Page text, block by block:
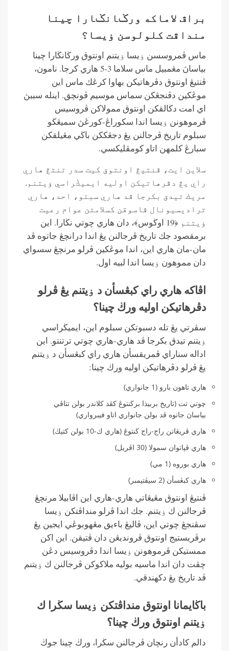
براڤ لاماكه ورݢانݢارا چينا
منداڤت كلولوسن ۏيسا؟
ماس ڤمروسسن ۏيسا ۏيتنم اونتوق ورڬانڬارا چينا
بياساڽ مڠمبيل ماس سلاما 3-5 هاري كرجا. نامون،
ڤنتيڠ اونتوق دڤرهاتيكن بهاوا كرڠك ماس اين
موڠكين دڤنجڠكن سماس موسيم ڤونچق. اينله سببڽ
اي امت دڬالقكن اونتوق ممولاكن ڤروسيس
ڤرموهونن ۏيسا اندا سكوراڠ-كورڠڽ سميڠڬو
سبلوم تاريخ ڤرجالنن يڠ دجڠككن باڬي مڠيلقكن
سبارڠ كلمهن اتاو كومڤليكسي.
سلاين ايت، ڤنتيڠ اونتوق كيت سدر تنتڠ هاري
راي يڠ دڤرهاتيكن اوليه ايميڬراسي ۏيتنم.
مريك تيدق بكرجا ڤد هاري سبتو، احد، هاري
تراديسيونال ڤاسوقن كسلامتن عوام رعيت
ۏيتنم ﴿19 اوڬوس﴾، دان هاري چوتي نڬارا. اين
برمقصود جك تاريخ ڤرجالنن يڠ اندا درانچڠ جاتوه ڤد
مان-مان هاري اين، اندا موڠكين ڤرلو مرنچڠ سسواي
دان مموهون ۏيسا اندا لبيه اول.
اڤاكه هاري راي كبڠسأن د ۏيتنم يڠ ڤرلو
دڤرهاتيكن اوليه ورڬ چينا؟
سڤرتي يڠ تله دسبوتكن سبلوم اين، ايميڬراسي
ۏيتنم تيدق بكرجا ڤد هاري-هاري چوتي ترتنتو. اين
اداله سناراي ڤمريقسأن هاري راي كبڠسأن د ۏيتنم
يڠ ڤرلو دڤرهاتيكن اوليه ورڬ چينا:
هاري تاهون بارو (1 جانواري)
چوتي تت (تاريخ بربيذا برڬنتوڠ كڤد كلاندر بولن تتاڤي
بياساڽ جاتوه ڤد بولن جانواري اتاو فيبرواري)
هاري ڤريڠاتن راج-راج ڬنتوڠ (هاري ك-10 بولن كتيڬ)
هاري ڤڽاتوان سمولا (30 اڤريل)
هاري بوروه (1 مي)
هاري كبڠسأن (2 سيڤتيمبر)
ڤنتيڠ اونتوق مڠيڠاتي هاري-هاري اين اڤابيلا مرنچڠ
ڤرجالنن ك ۏيتنم. جك اندا ڤرلو منداڤتكن ۏيسا
سڤنجڠ چوتي اين، ڤاليڠ باءيق مڠهوبوڠي ايجين يڠ
برڤريستيج اونتوق ڤرونديڠن دان ڤتيقن. اين اكن
ممستيكن ڤرموهونن ۏيسا اندا دڤروسيس دڠن
چڤت دان اندا ماسيه بوليه ملاكوكن ڤرجالنن ك ۏيتنم
ڤد تاريخ يڠ دكهندقي.
باڬايمانا اونتوق منداڤتكن ۏيسا سڬرا ك
ۏيتنم اونتوق ورڬ چينا؟
دالم كادأن رنچان ڤرجالنن سڬرا، ورڬ چينا جوڬ